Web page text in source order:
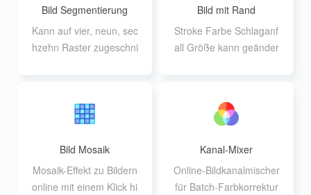
Bild Segmentierung
Kann auf vier, neun, sec
hzehn Raster zugeschni
Bild mit Rand
Stroke Farbe Schlaganf
all Größe kann geänder
arbeitung
Bild Mosaik
Mosaik-Effekt zu Bildern
online mit einem Klick hi
Kanal-Mixer
Online-Bildkanalmischer
für Batch-Farbkorrektur